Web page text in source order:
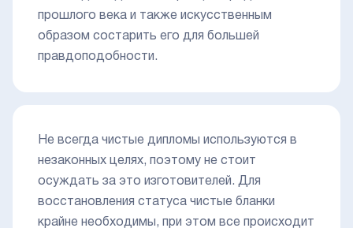
прошлого века и также искусственным
образом состарить его для большей
правдоподобности.
Не всегда чистые дипломы используются в
незаконных целях, поэтому не стоит
осуждать за это изготовителей. Для
восстановления статуса чистые бланки
крайне необходимы, при этом все происходит